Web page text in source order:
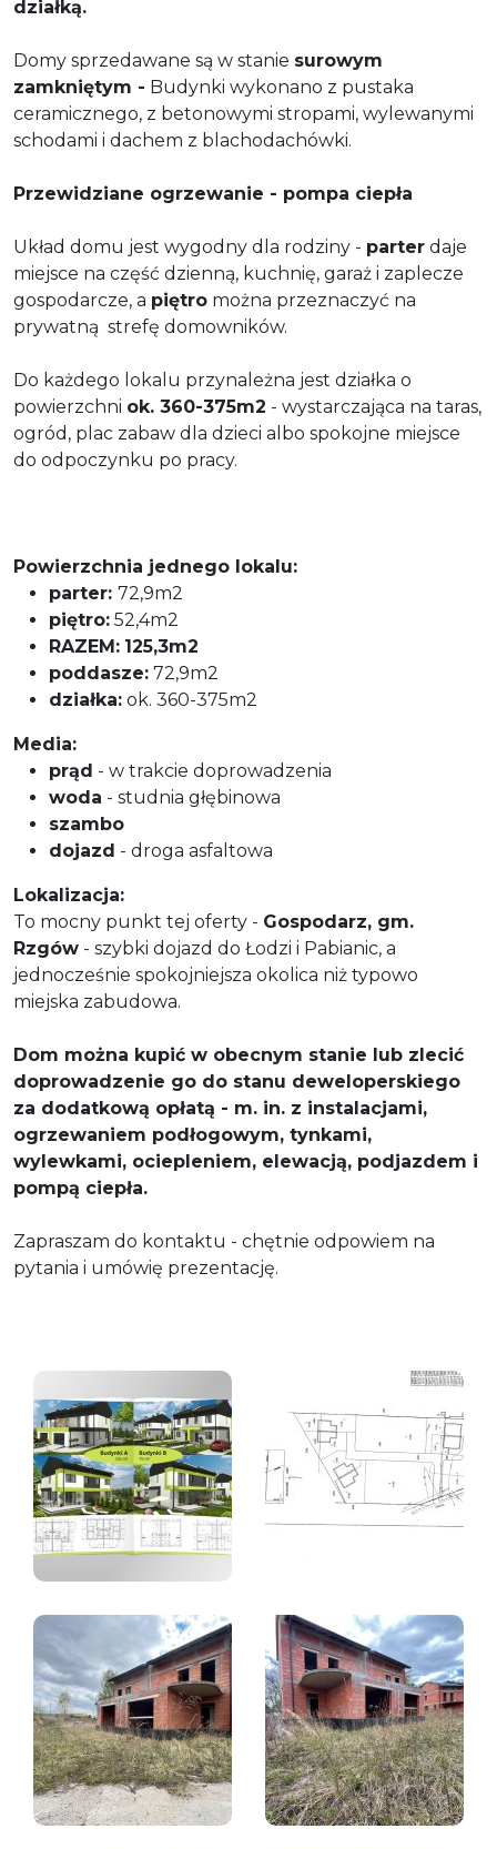
działką.
Domy sprzedawane są w stanie surowym
zamkniętym - Budynki wykonano z pustaka
ceramicznego, z betonowymi stropami, wylewanymi
schodami i dachem z blachodachówki.
Przewidziane ogrzewanie - pompa ciepła
Układ domu jest wygodny dla rodziny - parter daje
miejsce na część dzienną, kuchnię, garaż i zaplecze
gospodarcze, a piętro można przeznaczyć na
prywatną strefę domowników.
Do każdego lokalu przynależna jest działka o
powierzchni ok. 360-375m2 - wystarczająca na taras,
ogród, plac zabaw dla dzieci albo spokojne miejsce
do odpoczynku po pracy.
Powierzchnia jednego lokalu:
parter: 72,9m2
piętro: 52,4m2
RAZEM: 125,3m2
poddasze: 72,9m2
działka: ok. 360-375m2
Media:
prąd - w trakcie doprowadzenia
woda - studnia głębinowa
szambo
dojazd - droga asfaltowa
Lokalizacja:
To mocny punkt tej oferty - Gospodarz, gm.
Rzgów - szybki dojazd do Łodzi i Pabianic, a
jednocześnie spokojniejsza okolica niż typowo
miejska zabudowa.
Dom można kupić w obecnym stanie lub zlecić
doprowadzenie go do stanu deweloperskiego
za dodatkową opłatą - m. in. z instalacjami,
ogrzewaniem podłogowym, tynkami,
wylewkami, ociepleniem, elewacją, podjazdem i
pompą ciepła.
Zapraszam do kontaktu - chętnie odpowiem na
pytania i umówię prezentację.